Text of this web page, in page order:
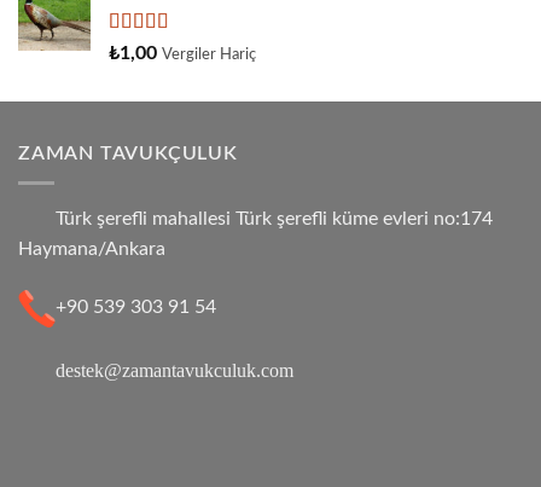
5
aldı
₺1,00 Vergiler Hariç
ZAMAN TAVUKÇULUK
Türk şerefli mahallesi Türk şerefli küme evleri no:174
Haymana/Ankara
+90 539 303 91 54
destek@zamantavukculuk.com